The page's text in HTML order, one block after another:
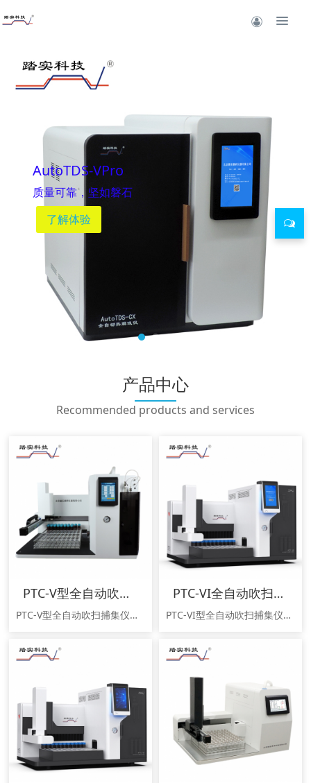
新品PTC-V
性能加强 更加出色
了解体验
产品中心
Recommended products and services
PTC-V型全自动吹扫捕集仪
PTC-V型全自动吹扫捕集仪是一款具有100位自动进样系统的吹扫捕集仪，适用于固体或液体VOC前处理。通过与GC或GC-MS的联用，可以广泛应用于环境分析，如饮用水、废水、土壤中的有机污染物分析，也可用于食品中挥发物(如气味成分)的分析等。该款仪器符合《HJ639-2012水质 挥发性有机物的测定 吹扫捕集/气相色谱-质谱法》、《HJ686-2014水质 挥发性有机物的测定 吹扫捕集/气相色谱-质
PTC-VI全自动吹扫捕集仪
PTC-VI型全自动吹扫捕集仪可用于固体或液体样品中挥发性有机物的检测，是一款具有116位自动进样系统的吹扫捕集仪。其具有优越的捕集和除水性能，智能便捷的加标技术不仅能精准的添加内标，还可以自动加标绘制目标物标准曲线。通过与GC或GC-MS的联用，可以广泛应用于环境分析，如饮用水、废水、土壤中的有机污染物分析，也可用于食品中挥发物(如气味成分)的分析等。该款仪器符合《HJ639-2012水质 挥发